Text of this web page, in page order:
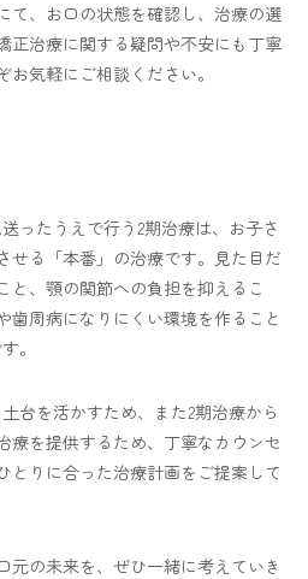
て、お口の状態を確認し、治療の選
正治療に関する疑問や不安にも丁寧
気軽にご相談ください。
ったうえで行う2期治療は、お子さ
せる「本番」の治療です。見た目だ
と、顎の関節への負担を抑えるこ
歯周病になりにくい環境を作ること
。
台を活かすため、また2期治療から
療を提供するため、丁寧なカウンセ
とりに合った治療計画をご提案して
元の未来を、ぜひ一緒に考えていき